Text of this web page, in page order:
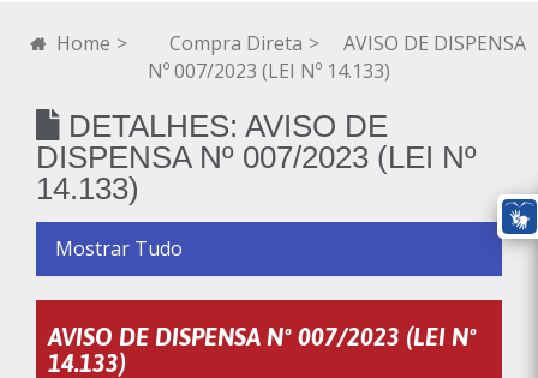
Home > Compra Direta >
AVISO DE DISPENSA
Nº 007/2023 (LEI Nº 14.133)
DETALHES: AVISO DE
DISPENSA Nº 007/2023 (LEI Nº
14.133)
Mostrar Tudo
AVISO DE DISPENSA Nº 007/2023 (LEI Nº
14.133)